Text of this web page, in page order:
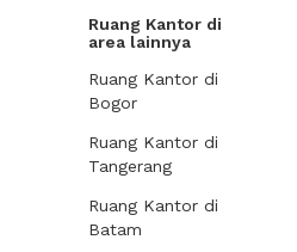
Ruang Kantor di
area lainnya
Ruang Kantor di
Bogor
Ruang Kantor di
Tangerang
Ruang Kantor di
Batam